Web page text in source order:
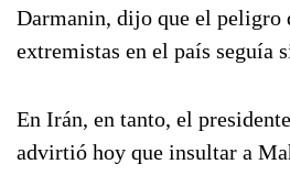
Darmanin, dijo que el peligro
extremistas en el país seguía
En Irán, en tanto, el
advirtió hoy que insultar a